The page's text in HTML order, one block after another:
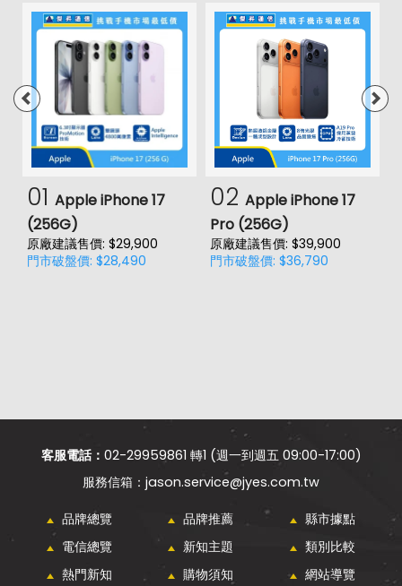
01 Apple iPhone 17
(256G)
原廠建議售價: $29,900
門市破盤價: $28,490
02 Apple iPhone 17
Pro (256G)
原廠建議售價: $39,900
門市破盤價: $36,790
客服電話： 02-29959861 轉1 (週一到週五 09:00-17:00)
jason.service@jyes.com.tw
品牌總覽 品牌推薦
縣市據點
電信總覽
新知主題
類別比較
熱門新知
購物須知 網站導覽